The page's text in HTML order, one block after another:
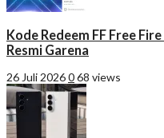
Kode Redeem FF Free
Resmi Garena
26 Juli 2026068 views